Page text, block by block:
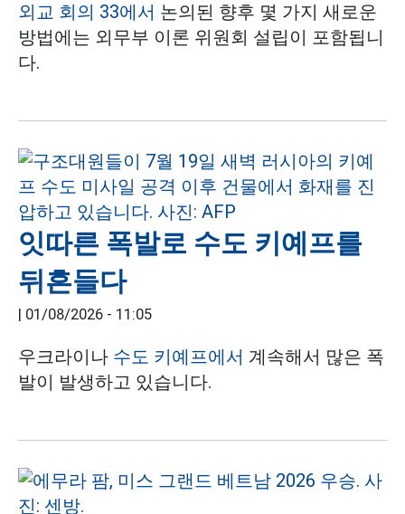
외교 회의 33에서 논의된 향후 몇 가지 새로운
방법에는 외무부 이론 위원회 설립이 포함됩니
다.
잇따른 폭발로 수도 키예프를
뒤흔들다
| 01/08/2026 - 11:05
우크라이나 수도 키예프에서 계속해서 많은 폭
발이 발생하고 있습니다.